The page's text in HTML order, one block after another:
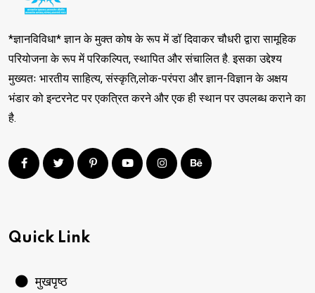
*ज्ञानविविधा* ज्ञान के मुक्त कोष के रूप में डॉ दिवाकर चौधरी द्वारा सामूहिक
परियोजना के रूप में परिकल्पित, स्थापित और संचालित है. इसका उद्देश्य
मुख्यतः भारतीय साहित्य, संस्कृति,लोक-परंपरा और ज्ञान-विज्ञान के अक्षय
भंडार को इन्टरनेट पर एकत्रित करने और एक ही स्थान पर उपलब्ध कराने का
है.
Quick Link
मुखपृष्ठ